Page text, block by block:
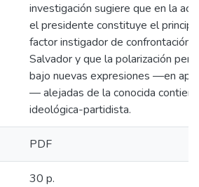
investigación sugiere que en la
el presidente constituye el
factor instigador de confrontación
Salvador y que la polarización
bajo nuevas expresiones —en
— alejadas de la conocida
ideológica-partidista.
PDF
30 p.